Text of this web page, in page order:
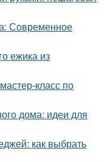
Современное
ежика из
класс по
дома: идеи для
как выбрать